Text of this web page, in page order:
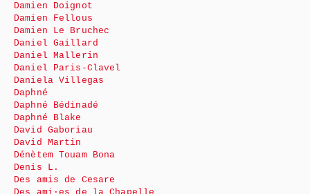
Damien Doignot
Damien Fellous
Damien Le Bruchec
Daniel Gaillard
Daniel Mallerin
Daniel Paris-Clavel
Daniela Villegas
Daphné
Daphné Bédinadé
Daphné Blake
David Gaboriau
David Martin
Dénètem Touam Bona
Denis L.
Des amis de Cesare